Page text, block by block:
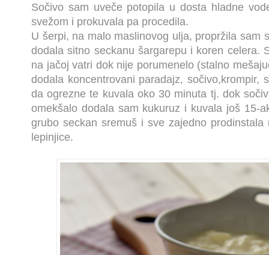
Sočivo sam uveče potopila u dosta hladne
svežom i prokuvala pa procedila.
U šerpi, na malo maslinovog ulja, propržila sam
dodala sitno seckanu šargarepu i koren celera.
na jačoj vatri dok nije porumenelo (stalno
dodala koncentrovani paradajz, sočivo,krompir,
da ogrezne te kuvala oko 30 minuta tj. dok
omekšalo dodala sam kukuruz i kuvala još 15-
grubo seckan sremuš i sve zajedno
lepinjice.